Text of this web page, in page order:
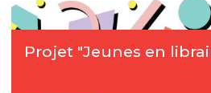
Projet "Jeunes en